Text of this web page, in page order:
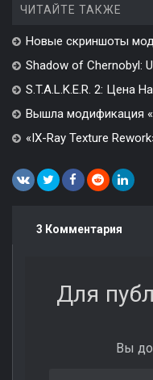
ЧИТАЙТЕ ТАКЖЕ
Новые скриншоты
Shadow of Chernobyl:
S.T.A.L.K.E.R. 2: Цена
Вышла модификация
«IX-Ray Texture
3 Комментария
Для
Вы